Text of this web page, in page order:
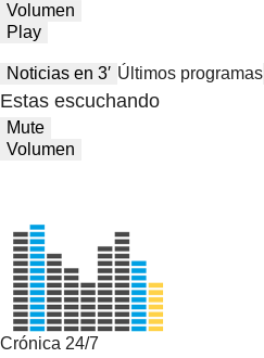
Volumen
Play
Noticias en 3′ Últimos programas
Estas escuchando
Mute
Volumen
Crónica 24/7